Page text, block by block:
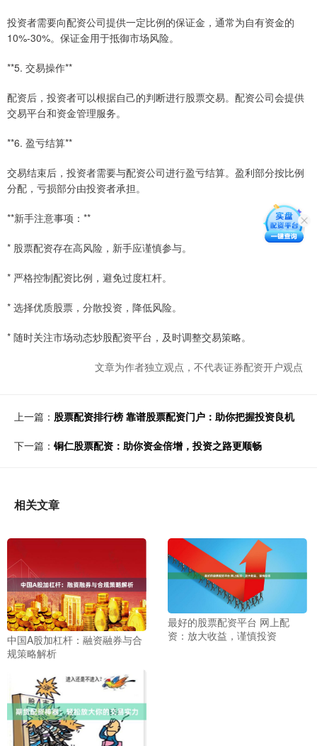
投资者需要向配资公司提供一定比例的保证金，通常为自有资金的
10%-30%。保证金用于抵御市场风险。
**5. 交易操作**
配资后，投资者可以根据自己的判断进行股票交易。配资公司会提供
交易平台和资金管理服务。
**6. 盈亏结算**
交易结束后，投资者需要与配资公司进行盈亏结算。盈利部分按比例
分配，亏损部分由投资者承担。
**新手注意事项：**
* 股票配资存在高风险，新手应谨慎参与。
* 严格控制配资比例，避免过度杠杆。
* 选择优质股票，分散投资，降低风险。
* 随时关注市场动态炒股配资平台，及时调整交易策略。
文章为作者独立观点，不代表证券配资开户观点
上一篇： 股票配资排行榜 靠谱股票配资门户：助你把握投资良机
下一篇： 铜仁股票配资：助你资金倍增，投资之路更顺畅
相关文章
中国A股加杠杆：融资融券与合
规策略解析
最好的股票配资平台 网上配
资：放大收益，谨慎投资